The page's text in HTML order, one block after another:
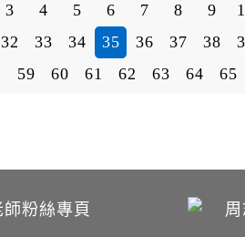
3 4 5 6 7 8 9
32 33 34 35 36 37 38
59
60 61 62 63 64 65